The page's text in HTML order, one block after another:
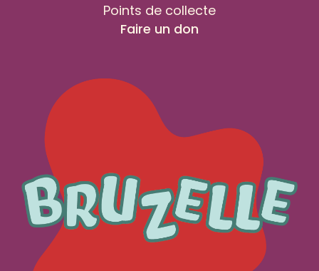
Points de collecte
Faire un don